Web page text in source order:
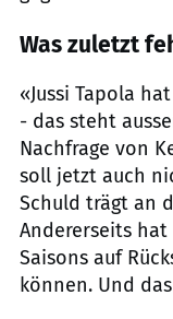
Was zuletzt
«Jussi Tapola
- das steht
Nachfrage von
soll jetzt auch
Schuld trägt an
Andererseits
Saisons auf
können. Und